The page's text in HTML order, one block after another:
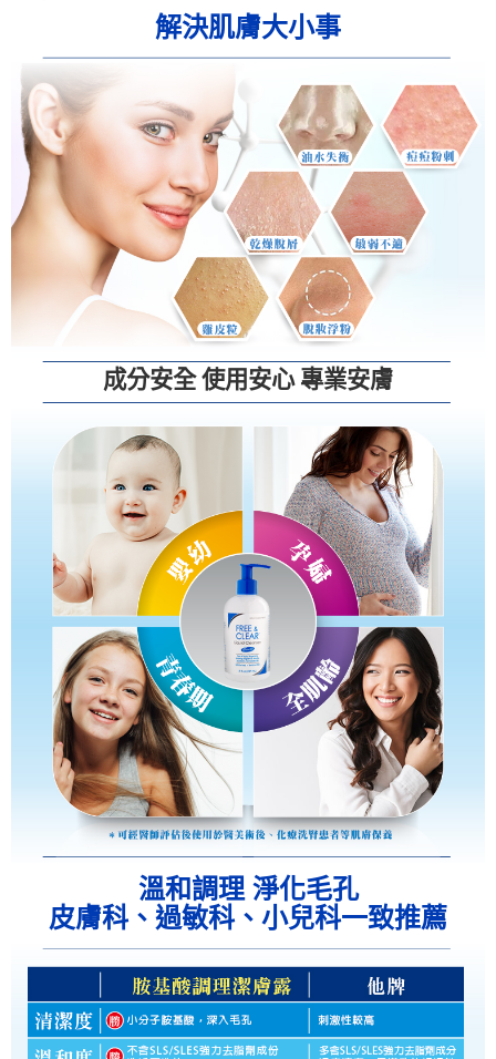
解決肌膚大小事
成分安全 使用安心 專業安膚
溫和調理 淨化毛孔
皮膚科、過敏科、小兒科一致推薦